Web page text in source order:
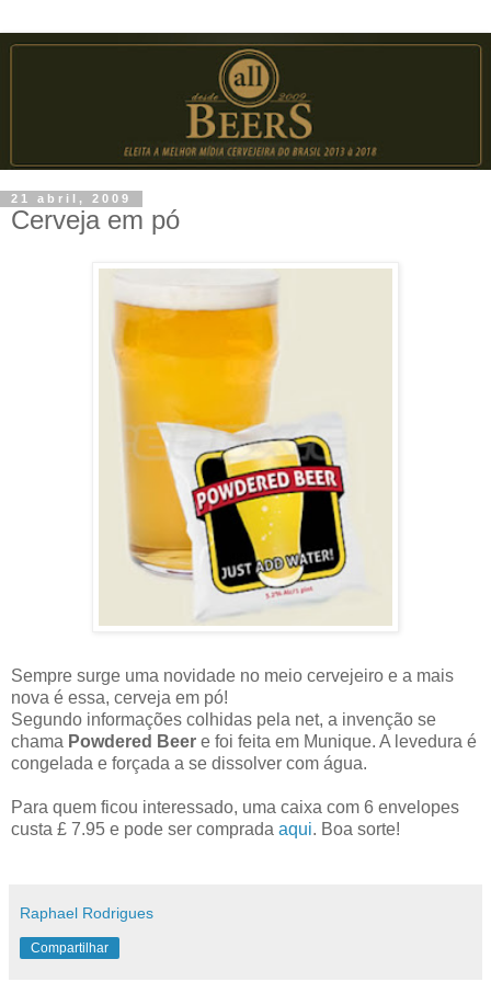
21 abril, 2009
Cerveja em pó
Sempre surge uma novidade no meio cervejeiro e a mais
nova é essa, cerveja em pó!
Segundo informações colhidas pela net, a invenção se
chama Powdered Beer e foi feita em Munique. A levedura é
congelada e forçada a se dissolver com água.
Para quem ficou interessado, uma caixa com 6 envelopes
custa £ 7.95 e pode ser comprada aqui. Boa sorte!
Raphael Rodrigues
Compartilhar